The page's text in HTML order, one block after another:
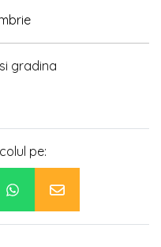
gradina
pe: